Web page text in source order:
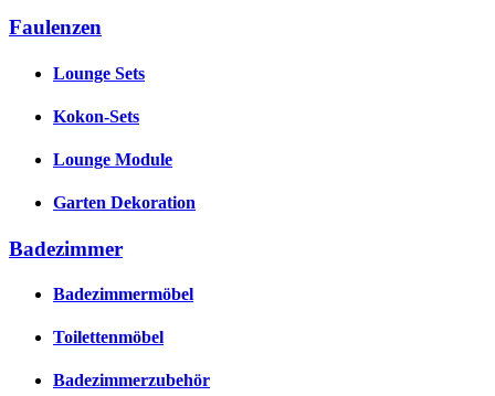
Faulenzen
Lounge Sets
Kokon-Sets
Lounge Module
Garten Dekoration
Badezimmer
Badezimmermöbel
Toilettenmöbel
Badezimmerzubehör